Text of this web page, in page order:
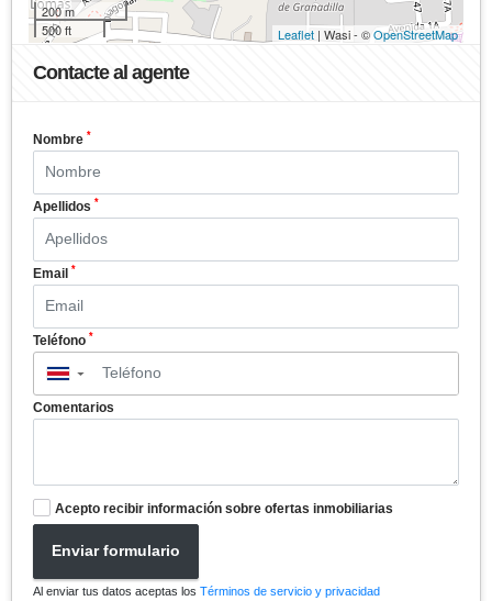
200 m
500 ft
Leaflet | Wasi - ©OpenStreetMap
Contacte al agente
Nombre *
Apellidos *
Email *
Teléfono *
▼
Comentarios
Acepto recibir información sobre ofertas inmobiliarias
Enviar formulario
Al enviar tus datos aceptas los Términos de servicio y privacidad